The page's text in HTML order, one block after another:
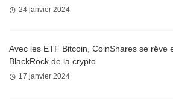
24 janvier 2024
Avec les ETF Bitcoin, CoinShares se rêve
BlackRock de la crypto
17 janvier 2024